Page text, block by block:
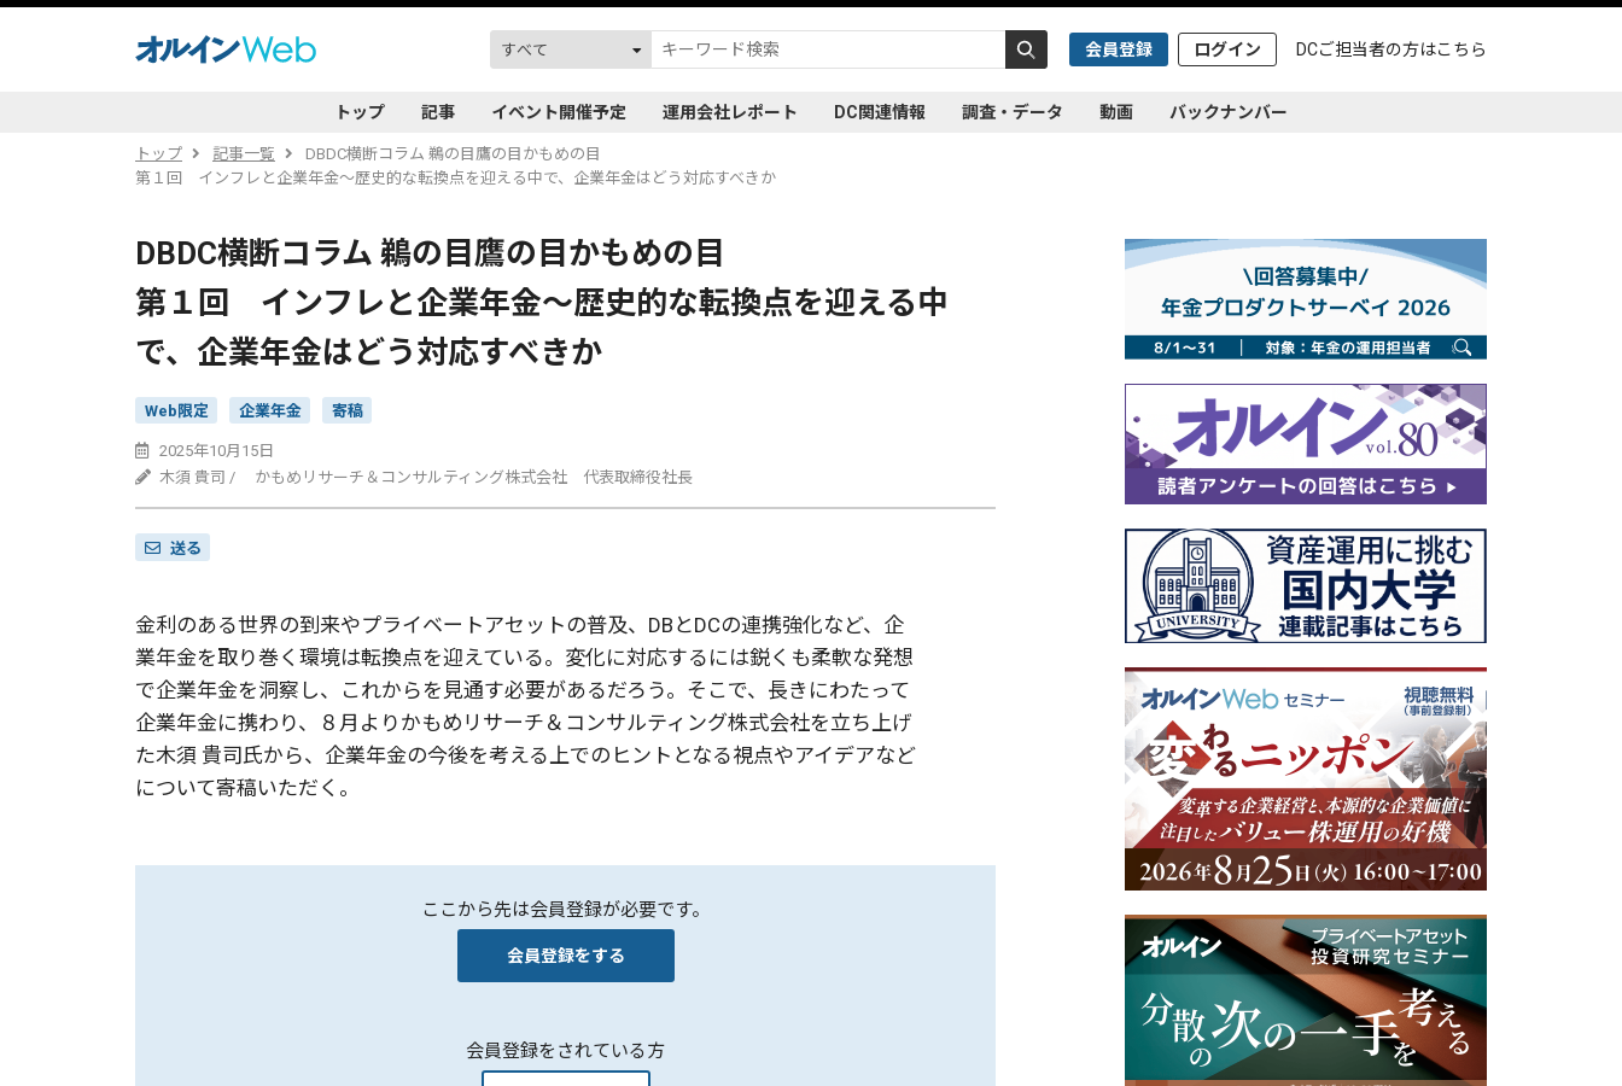
会員登録 ログイン DCご担当者の方はこちら
トップ 記事 イベント開催予定 運用会社レポート DC関連情報 調査・データ 動画 バックナンバー
トップ 記事一覧
DBDC横断コラム 鵜の目鷹の目かもめの目
第１回 インフレと企業年金～歴史的な転換点を迎える中で、企業年金はどう対応すべきか
DBDC横断コラム 鵜の目鷹の目かもめの目
第１回 インフレと企業年金～歴史的な転換点を迎える中
で、企業年金はどう対応すべきか
Web限定 企業年金 寄稿
2025年10月15日
木須 貴司 / かもめリサーチ＆コンサルティング株式会社 代表取締役社長
送る
金利のある世界の到来やプライベートアセットの普及、DBとDCの連携強化など、企
業年金を取り巻く環境は転換点を迎えている。変化に対応するには鋭くも柔軟な発想
で企業年金を洞察し、これからを見通す必要があるだろう。そこで、長きにわたって
企業年金に携わり、８月よりかもめリサーチ＆コンサルティング株式会社を立ち上げ
た木須 貴司氏から、企業年金の今後を考える上でのヒントとなる視点やアイデアなど
について寄稿いただく。
ここから先は会員登録が必要です。
会員登録をする
会員登録をされている方